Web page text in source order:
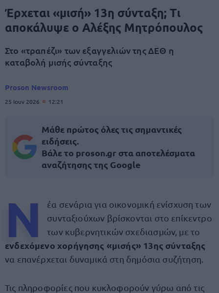
Έρχεται «μισή» 13η σύνταξη; Τι
αποκάλυψε ο Αλέξης Μητρόπουλος
Στο «τραπέζι» των εξαγγελιών της ΔΕΘ η
καταβολή μισής σύνταξης
Proson Newsroom
25 Ιουν 2026 12:21
Μάθε πρώτος όλες τις σημαντικές
ειδήσεις.
Βάλε το proson.gr στα αποτελέσματα
αναζήτησης της Google
Ν
έα σενάρια για οικονομική ενίσχυση των
συνταξιούχων βρίσκονται στο επίκεντρο
των κυβερνητικών σχεδιασμών, με το
ενδεχόμενο χορήγησης «μισής» 13ης σύνταξης
να επανέρχεται δυναμικά στη δημόσια συζήτηση.
Τις πληροφορίες που κυκλοφορούν γύρω από τις